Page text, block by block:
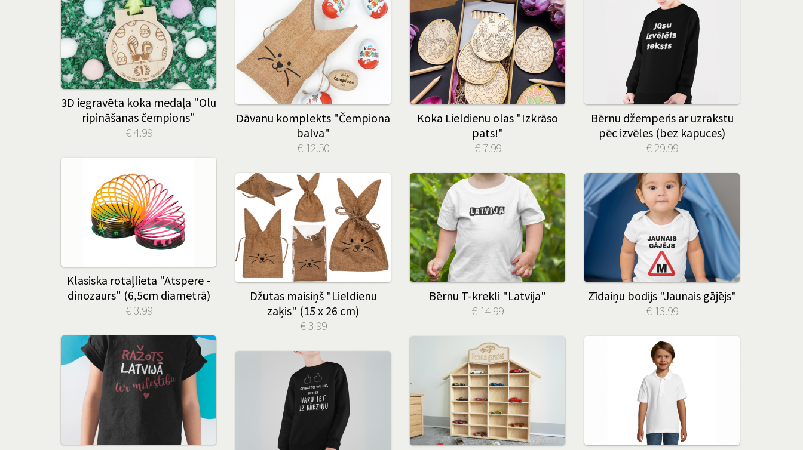
3D iegravēta koka medaļa "Olu
ripināšanas čempions"
€ 4.99
Dāvanu komplekts "Čempiona
balva"
€ 12.50
Koka Lieldienu olas "Izkrāso
pats!"
€ 7.99
Bērnu džemperis ar uzrakstu
pēc izvēles (bez kapuces)
€ 29.99
Klasiska rotaļlieta "Atspere -
dinozaurs" (6,5cm diametrā)
€ 3.99
Džutas maisiņš "Lieldienu
zaķis" (15 x 26 cm)
€ 3.99
Bērnu T-krekli "Latvija"
€ 14.99
Zīdaiņu bodijs "Jaunais gājējs"
€ 13.99